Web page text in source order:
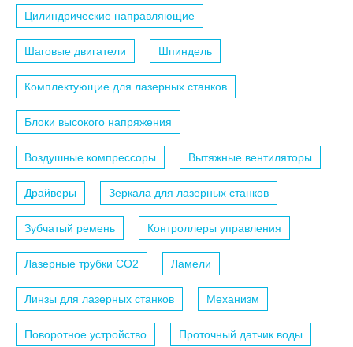
Цилиндрические направляющие
Шаговые двигатели Шпиндель
Комплектующие для лазерных станков
Блоки высокого напряжения
Воздушные компрессоры Вытяжные вентиляторы
Драйверы Зеркала для лазерных станков
Зубчатый ремень Контроллеры управления
Лазерные трубки СО2 Ламели
Линзы для лазерных станков Механизм
Поворотное устройство Проточный датчик воды